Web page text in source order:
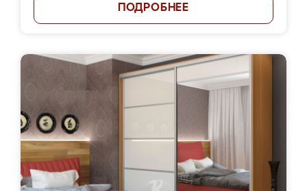
ПОДРОБНЕЕ